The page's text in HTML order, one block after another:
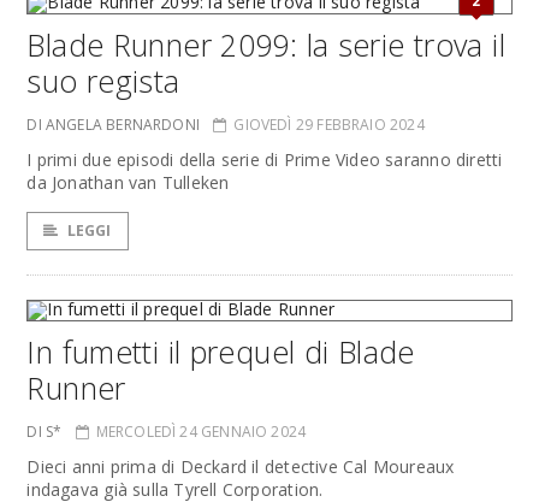
Blade Runner 2099: la serie trova il
suo regista
DI ANGELA BERNARDONI GIOVEDÌ 29 FEBBRAIO 2024
I primi due episodi della serie di Prime Video saranno diretti
da Jonathan van Tulleken
LEGGI
In fumetti il prequel di Blade
Runner
DI S* MERCOLEDÌ 24 GENNAIO 2024
Dieci anni prima di Deckard il detective Cal Moureaux
indagava già sulla Tyrell Corporation.